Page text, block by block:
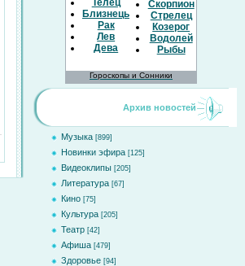
Телец
Близнецы
Рак
Лев
Дева
Скорпион
Стрелец
Козерог
Водолей
Рыбы
Гороскопы и Сонники
Архив новостей
Музыка [899]
Новинки эфира [125]
Видеоклипы [205]
Литература [67]
Кино [75]
Культура [205]
Театр [42]
Афиша [479]
Здоровье [94]